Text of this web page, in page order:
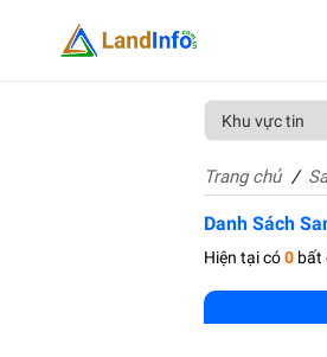
Trang chủ
Danh Sách
Hiện tại có0 bất